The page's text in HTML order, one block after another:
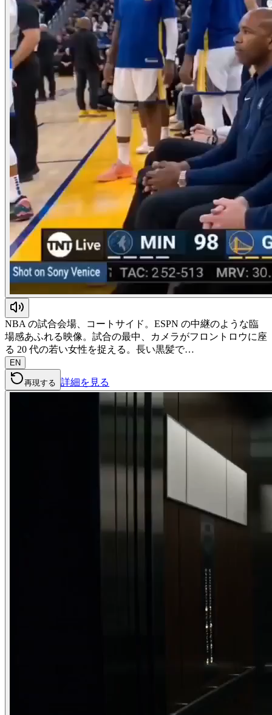
NBA の試合会場、コートサイド。ESPN の中継のような臨
場感あふれる映像。試合の最中、カメラがフロントロウに座
る 20 代の若い女性を捉える。長い黒髪で…
EN
再現する 詳細を見る